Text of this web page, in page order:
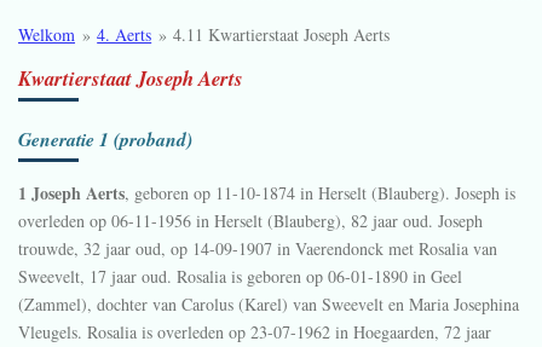
Welkom » 4. Aerts » 4.11 Kwartierstaat Joseph Aerts
Kwartierstaat Joseph Aerts
Generatie 1 (proband)
1 Joseph Aerts, geboren op 11-10-1874 in Herselt (Blauberg). Joseph is
overleden op 06-11-1956 in Herselt (Blauberg), 82 jaar oud. Joseph
trouwde, 32 jaar oud, op 14-09-1907 in Vaerendonck met Rosalia van
Sweevelt, 17 jaar oud. Rosalia is geboren op 06-01-1890 in Geel
(Zammel), dochter van Carolus (Karel) van Sweevelt en Maria Josephina
Vleugels. Rosalia is overleden op 23-07-1962 in Hoegaarden, 72 jaar